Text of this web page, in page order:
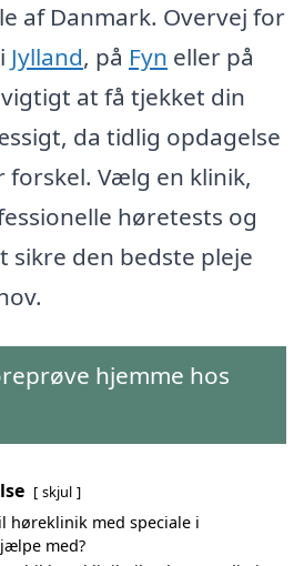
af Danmark. Overvej for
Jylland, på Fyn eller på
at få tjekket din
da tidlig opdagelse
forskel. Vælg en klinik,
høretests og
sikre den bedste pleje
hjemme hos
skjul
høreklinik med speciale i
med?